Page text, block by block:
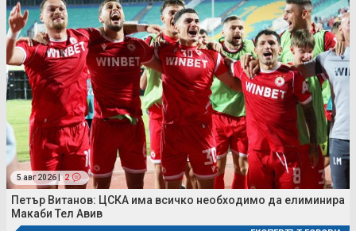
5 авг 2026 | 2
Петър Витанов: ЦСКА има всичко необходимо да елиминира
Макаби Тел Авив